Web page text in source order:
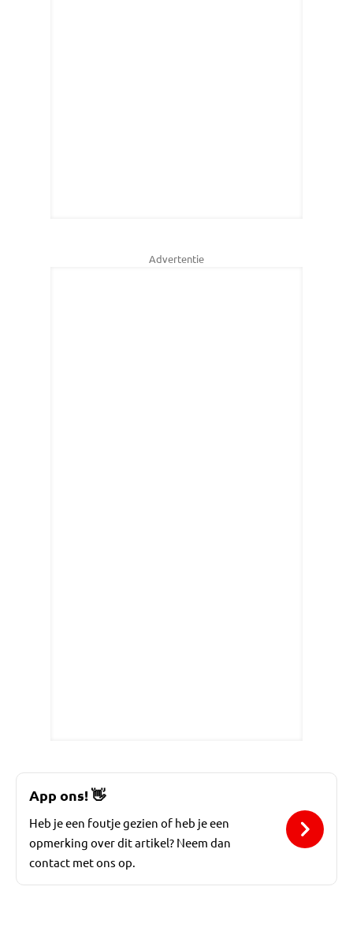
Advertentie
App ons!👋
Heb je een foutje gezien of heb je een
opmerking over dit artikel? Neem dan
contact met ons op.